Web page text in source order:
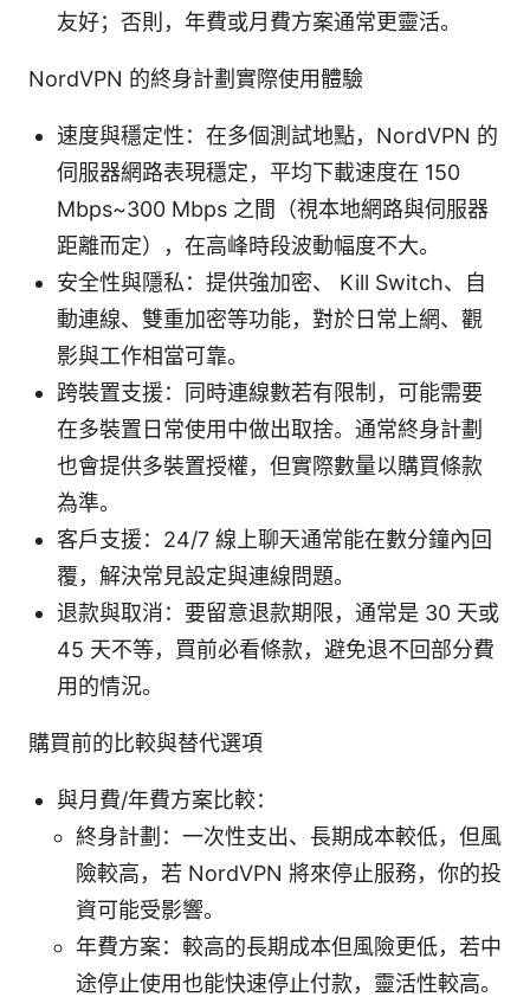
友好；否則，年費或月費方案通常更靈活。
NordVPN 的終身計劃實際使用體驗
速度與穩定性：在多個測試地點，NordVPN 的
伺服器網路表現穩定，平均下載速度在 150
Mbps~300 Mbps 之間（視本地網路與伺服器
距離而定），在高峰時段波動幅度不大。
安全性與隱私：提供強加密、 Kill Switch、自
動連線、雙重加密等功能，對於日常上網、觀
影與工作相當可靠。
跨裝置支援：同時連線數若有限制，可能需要
在多裝置日常使用中做出取捨。通常終身計劃
也會提供多裝置授權，但實際數量以購買條款
為準。
客戶支援：24/7 線上聊天通常能在數分鐘內回
覆，解決常見設定與連線問題。
退款與取消：要留意退款期限，通常是 30 天或
45 天不等，買前必看條款，避免退不回部分費
用的情況。
購買前的比較與替代選項
與月費/年費方案比較：
終身計劃：一次性支出、長期成本較低，但風
險較高，若 NordVPN 將來停止服務，你的投
資可能受影響。
年費方案：較高的長期成本但風險更低，若中
途停止使用也能快速停止付款，靈活性較高。